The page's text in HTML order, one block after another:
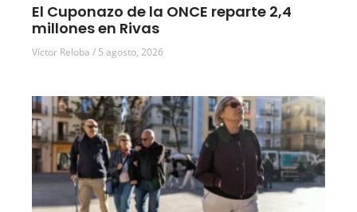
El Cuponazo de la ONCE reparte 2,4
millones en Rivas
Víctor Reloba 5 agosto, 2026